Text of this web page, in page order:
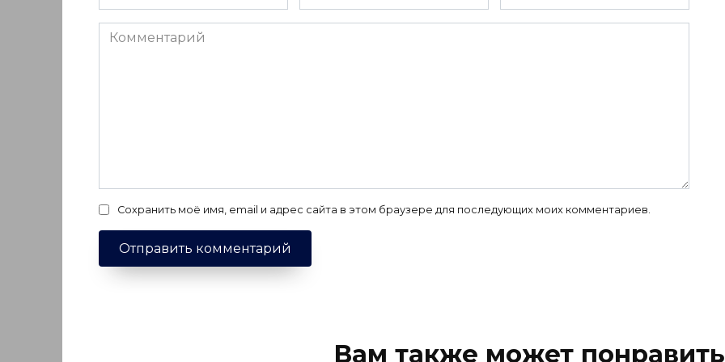
*
*
Комментарий
Сохранить моё имя, email и адрес сайта в этом браузере для последующих моих комментариев.
Вам также может